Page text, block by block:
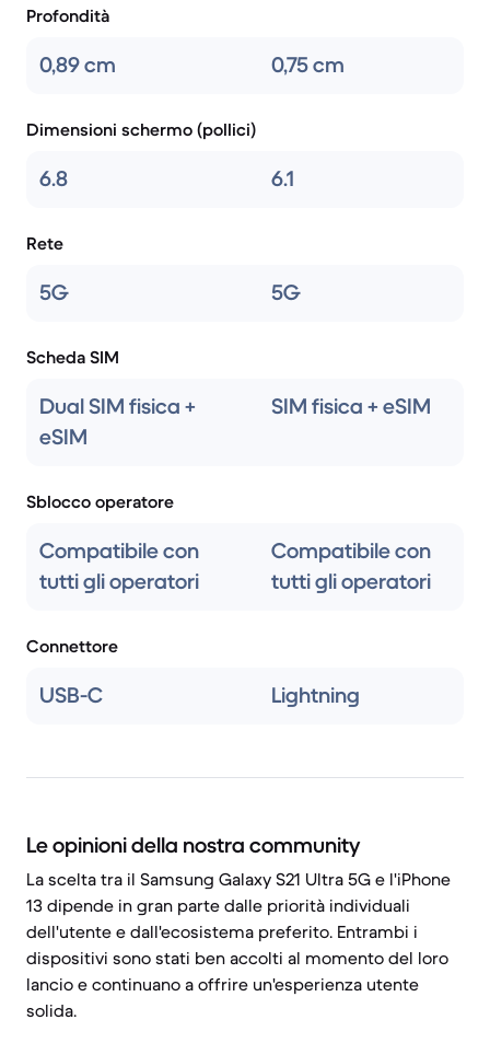
Profondità
0,89 cm 0,75 cm
Dimensioni schermo (pollici)
6.8 6.1
Rete
5G 5G
Scheda SIM
Dual SIM fisica +
eSIM
SIM fisica + eSIM
Sblocco operatore
Compatibile con
tutti gli operatori
Compatibile con
tutti gli operatori
Connettore
USB-C Lightning
Le opinioni della nostra community
La scelta tra il Samsung Galaxy S21 Ultra 5G e l'iPhone
13 dipende in gran parte dalle priorità individuali
dell'utente e dall'ecosistema preferito. Entrambi i
dispositivi sono stati ben accolti al momento del loro
lancio e continuano a offrire un'esperienza utente
solida.